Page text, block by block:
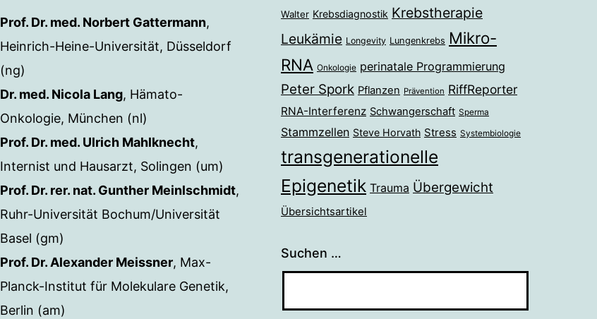
Prof. Dr. med. Norbert Gattermann,
Heinrich-Heine-Universität, Düsseldorf
(ng)
Dr. med. Nicola Lang, Hämato-
Onkologie, München (nl)
Prof. Dr. med. Ulrich Mahlknecht,
Internist und Hausarzt, Solingen (um)
Prof. Dr. rer. nat. Gunther Meinlschmidt,
Ruhr-Universität Bochum/Universität
Basel (gm)
Prof. Dr. Alexander Meissner, Max-
Planck-Institut für Molekulare Genetik,
Berlin (am)
Walter Krebsdiagnostik Krebstherapie
Leukämie Longevity Lungenkrebs Mikro-
RNA Onkologie perinatale Programmierung
Peter Spork Pflanzen Prävention RiffReporter
RNA-Interferenz Schwangerschaft Sperma
Stammzellen Steve Horvath Stress Systembiologie
transgenerationelle
Epigenetik Trauma Übergewicht
Übersichtsartikel
Suchen …